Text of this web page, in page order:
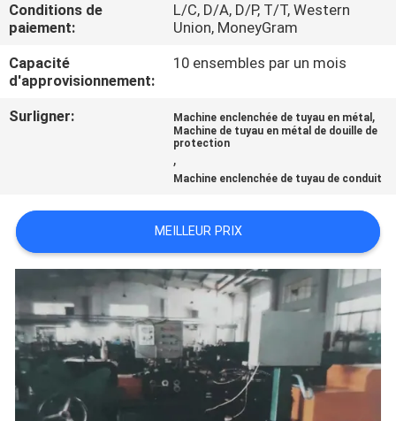
CONTACTEZ-
NOUS
NOUVELLES
CITATION
PLAN
DU
SITE
POLITIQUE
Conditions de
paiement:
L/C, D/A, D/P, T/T, Western
Union, MoneyGram
Capacité
d'approvisionnement:
10 ensembles par un mois
Surligner: Machine enclenchée de tuyau en métal ,
Machine de tuyau en métal de douille de
protection
,
Machine enclenchée de tuyau de conduit
MEILLEUR PRIX